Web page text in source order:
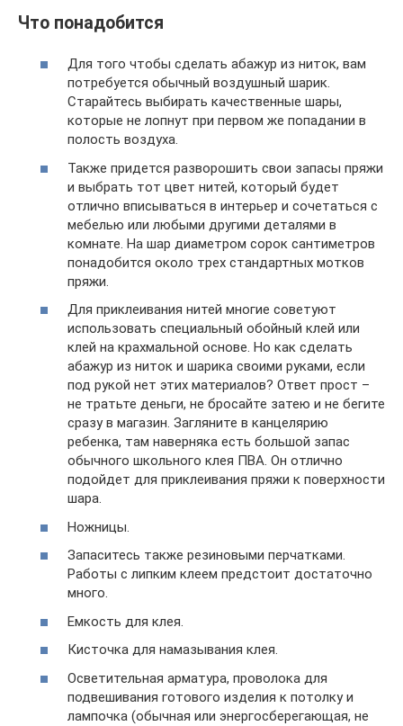
Что понадобится
Для того чтобы сделать абажур из ниток, вам
потребуется обычный воздушный шарик.
Старайтесь выбирать качественные шары,
которые не лопнут при первом же попадании в
полость воздуха.
Также придется разворошить свои запасы пряжи
и выбрать тот цвет нитей, который будет
отлично вписываться в интерьер и сочетаться с
мебелью или любыми другими деталями в
комнате. На шар диаметром сорок сантиметров
понадобится около трех стандартных мотков
пряжи.
Для приклеивания нитей многие советуют
использовать специальный обойный клей или
клей на крахмальной основе. Но как сделать
абажур из ниток и шарика своими руками, если
под рукой нет этих материалов? Ответ прост –
не тратьте деньги, не бросайте затею и не бегите
сразу в магазин. Загляните в канцелярию
ребенка, там наверняка есть большой запас
обычного школьного клея ПВА. Он отлично
подойдет для приклеивания пряжи к поверхности
шара.
Ножницы.
Запаситесь также резиновыми перчатками.
Работы с липким клеем предстоит достаточно
много.
Емкость для клея.
Кисточка для намазывания клея.
Осветительная арматура, проволока для
подвешивания готового изделия к потолку и
лампочка (обычная или энергосберегающая, не